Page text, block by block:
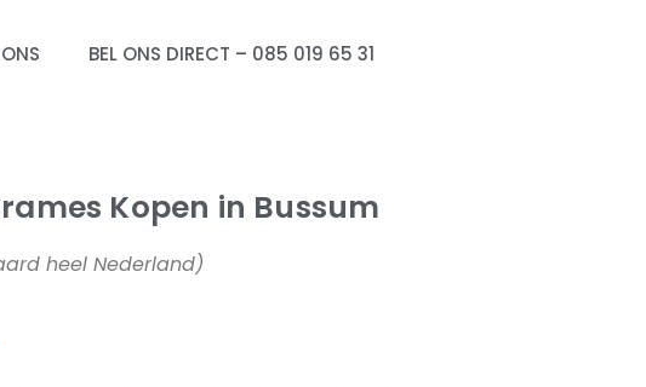
BEL ONS DIRECT – 085 019 65 31
Kopen in Bussum
heel Nederland)